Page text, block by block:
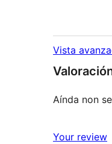
Vista
Aínda non
Your review